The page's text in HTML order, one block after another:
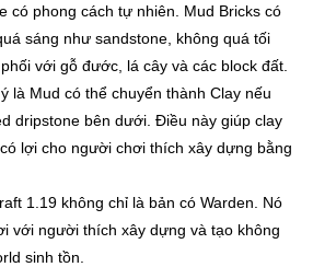
có phong cách tự nhiên. Mud Bricks có
sáng như sandstone, không quá tối
với gỗ đước, lá cây và các block đất.
là Mud có thể chuyển thành Clay nếu
dripstone bên dưới. Điều này giúp clay
lợi cho người chơi thích xây dựng bằng
1.19 không chỉ là bản có Warden. Nó
với người thích xây dựng và tạo không
sinh tồn.